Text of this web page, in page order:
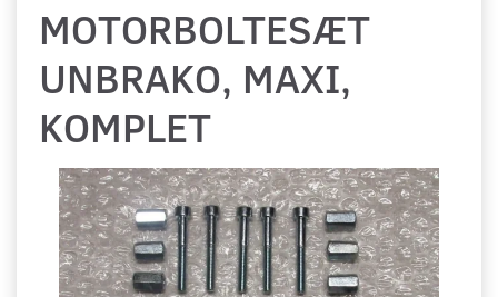
MOTORBOLTESÆT
UNBRAKO, MAXI,
KOMPLET